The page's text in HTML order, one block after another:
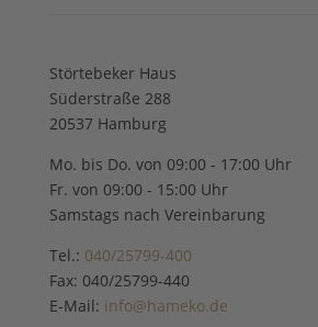
Störtebeker Haus
Süderstraße 288
20537 Hamburg
Mo. bis Do. von 09:00 - 17:00 Uhr
Fr. von 09:00 - 15:00 Uhr
Samstags nach Vereinbarung
Tel.: 040/25799-400
Fax: 040/25799-440
E-Mail: info@hameko.de